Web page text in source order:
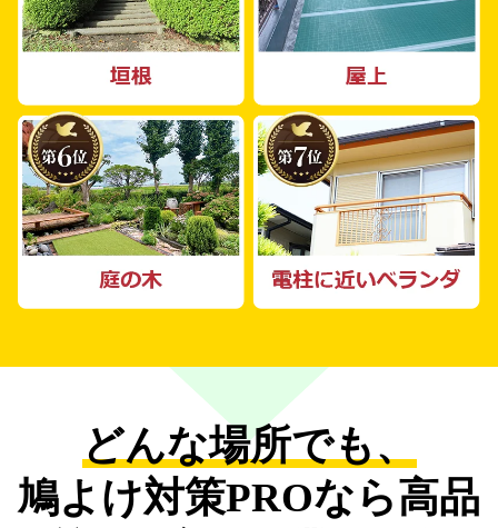
どんな場所でも、
鳩よけ対策PROなら高品